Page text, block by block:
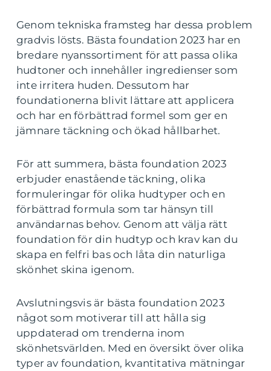
Genom tekniska framsteg har dessa problem
gradvis lösts. Bästa foundation 2023 har en
bredare nyanssortiment för att passa olika
hudtoner och innehåller ingredienser som
inte irritera huden. Dessutom har
foundationerna blivit lättare att applicera
och har en förbättrad formel som ger en
jämnare täckning och ökad hållbarhet.
För att summera, bästa foundation 2023
erbjuder enastående täckning, olika
formuleringar för olika hudtyper och en
förbättrad formula som tar hänsyn till
användarnas behov. Genom att välja rätt
foundation för din hudtyp och krav kan du
skapa en felfri bas och låta din naturliga
skönhet skina igenom.
Avslutningsvis är bästa foundation 2023
något som motiverar till att hålla sig
uppdaterad om trenderna inom
skönhetsvärlden. Med en översikt över olika
typer av foundation, kvantitativa mätningar